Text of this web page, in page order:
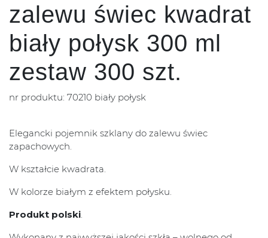
zalewu świec kwadrat
biały połysk 300 ml
zestaw 300 szt.
nr produktu: 70210 biały połysk
Elegancki pojemnik szklany do zalewu świec
zapachowych.
W kształcie kwadrata.
W kolorze białym z efektem połysku.
Produkt polski.